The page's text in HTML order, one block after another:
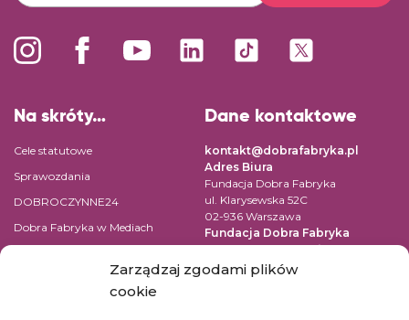
Zarządzaj zgodami plików
cookie
Na skróty…
Cele statutowe
Sprawozdania
DOBROCZYNNE24
Dobra Fabryka w Mediach
Polityka prywatności
Dane kontaktowe
kontakt@dobrafabryka.pl
Adres Biura
Fundacja Dobra Fabryka
ul. Klarysewska 52C
02-936 Warszawa
Fundacja Dobra Fabryka
ul. Pomiechowska 47/14
04-694 Warszawa